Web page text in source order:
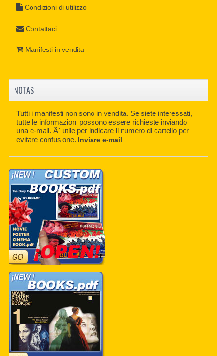
Condizioni di utilizzo
Contattaci
Manifesti in vendita
NOTAS
Tutti i manifesti non sono in vendita. Se siete interessati,
tutte le informazioni possono essere richieste inviando
una e-mail. Ãˆ utile per indicare il numero di cartello per
evitare confusione. Inviare e-mail